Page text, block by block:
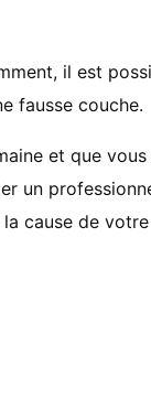
il est
fausse couche.
et que
un
cause de